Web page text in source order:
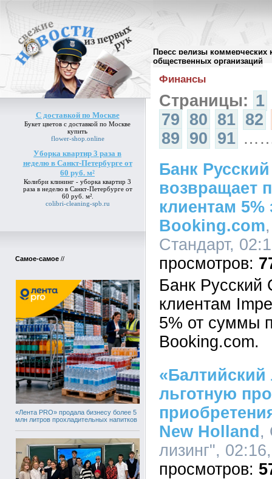
Пресс релизы коммерческих
общественных организаций
С доставкой по Москве
Букет цветов с доставкой по Москве
купить
flower-shop.online
Уборка квартир 3 раза в
неделю в Санкт-Петербурге от
60 руб. м²
Колибри клининг - уборка квартир 3
раза в неделю в Санкт-Петербурге от
60 руб. м².
colibri-cleaning-spb.ru
Самое-самое //
«Лента PRO» продала бизнесу более 5
млн литров прохладительных напитков
Архив пресс-релизов//
Финансы
Страницы: 1
79 80 81 82
89 90 91
Банк
возвращает
клиентам 5%
Booking.сom
Стандарт,
Банк Русский
клиентам
5% от суммы
Booking.сom.
«Балтийский
льготную
New Holland ,
лизинг",